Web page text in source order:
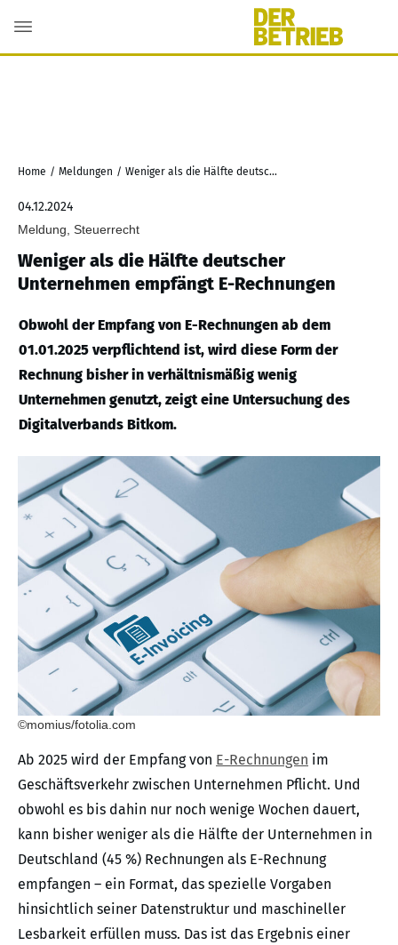
Home / Meldungen / Weniger als die Hälfte deutscher Unternehmen empfängt E-Rechnungen
04.12.2024
Meldung, Steuerrecht
Weniger als die Hälfte deutscher
Unternehmen empfängt E-Rechnungen
Obwohl der Empfang von E-Rechnungen ab dem
01.01.2025 verpflichtend ist, wird diese Form der
Rechnung bisher in verhältnismäßig wenig
Unternehmen genutzt, zeigt eine Untersuchung des
Digitalverbands Bitkom.
©momius/fotolia.com
Ab 2025 wird der Empfang von E-Rechnungen im
Geschäftsverkehr zwischen Unternehmen Pflicht. Und
obwohl es bis dahin nur noch wenige Wochen dauert,
kann bisher weniger als die Hälfte der Unternehmen in
Deutschland (45 %) Rechnungen als E-Rechnung
empfangen – ein Format, das spezielle Vorgaben
hinsichtlich seiner Datenstruktur und maschineller
Lesbarkeit erfüllen muss. Das ist das Ergebnis einer